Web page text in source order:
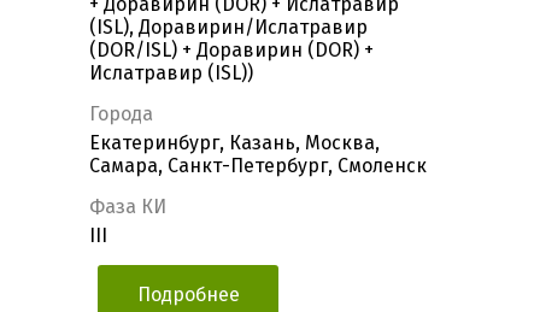
+ Доравирин (DOR) + Ислатравир
(ISL), Доравирин/Ислатравир
(DOR/ISL) + Доравирин (DOR) +
Ислатравир (ISL))
Города
Екатеринбург, Казань, Москва,
Самара, Санкт-Петербург, Смоленск
Фаза КИ
Подробнее